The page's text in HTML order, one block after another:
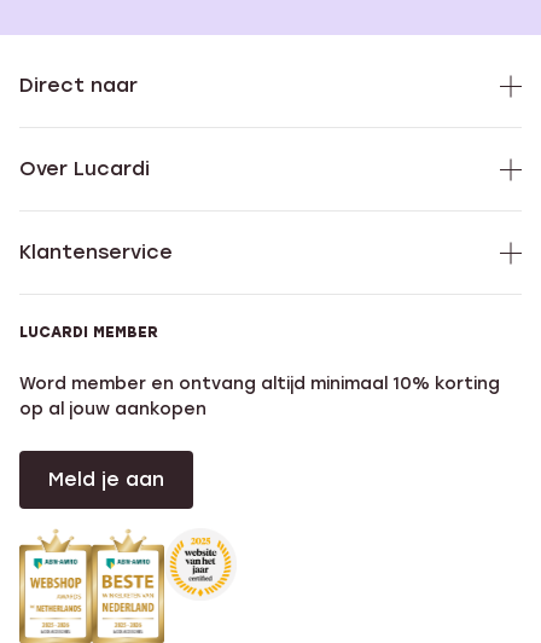
Direct naar
Over Lucardi
Klantenservice
LUCARDI MEMBER
Word member en ontvang altijd minimaal 10% korting
op al jouw aankopen
Meld je aan